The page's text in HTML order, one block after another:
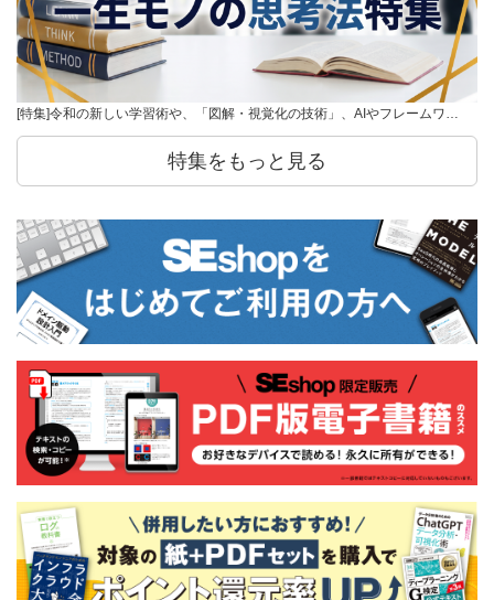
[特集]令和の新しい学習術や、「図解・視覚化の技術」、AIやフレームワ…
特集をもっと見る